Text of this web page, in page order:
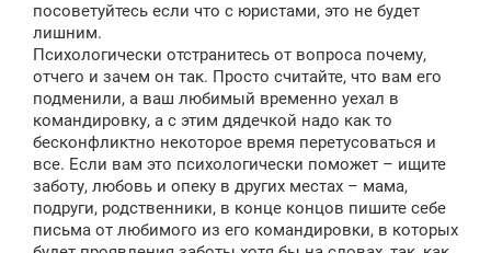
посоветуйтесь если что с юристами, это не будет
лишним.
Психологически отстранитесь от вопроса почему,
отчего и зачем он так. Просто считайте, что вам его
подменили, а ваш любимый временно уехал в
командировку, а с этим дядечкой надо как то
бесконфликтно некоторое время перетусоваться и
все. Если вам это психологически поможет – ищите
заботу, любовь и опеку в других местах – мама,
подруги, родственники, в конце концов пишите себе
письма от любимого из его командировки, в которых